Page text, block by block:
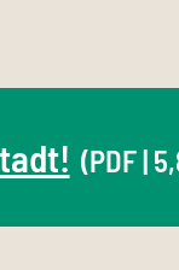
(PDF |